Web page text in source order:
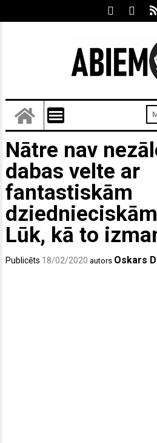
Nātre nav
dabas velte ar
fantastiskām
Lūk, kā to
Publicēts 18/02/2020 autors Oskars